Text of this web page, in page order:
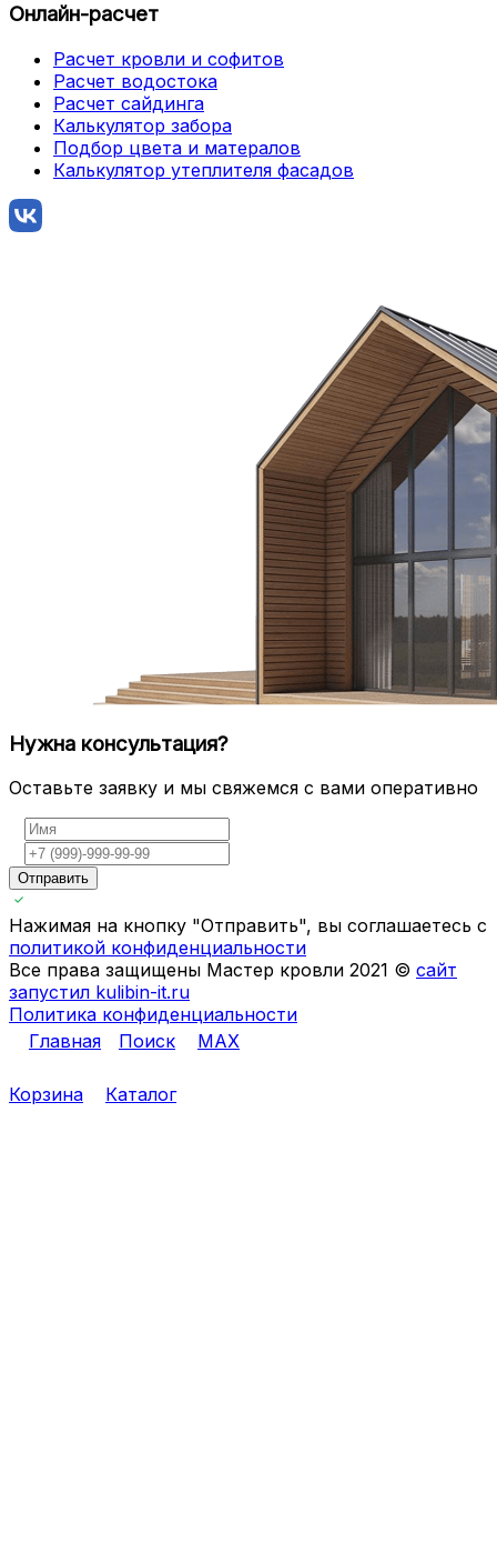
Онлайн-расчет
Расчет кровли и софитов
Расчет водостока
Расчет сайдинга
Калькулятор забора
Подбор цвета и матералов
Калькулятор утеплителя фасадов
Нужна консультация?
Оставьте заявку и мы свяжемся с вами оперативно
Отправить
Нажимая на кнопку "Отправить", вы соглашаетесь с
политикой конфиденциальности
Все права защищены Мастер кровли 2021 © сайт
запустил kulibin-it.ru
Политика конфиденциальности
Главная
Поиск MAX
Корзина Каталог